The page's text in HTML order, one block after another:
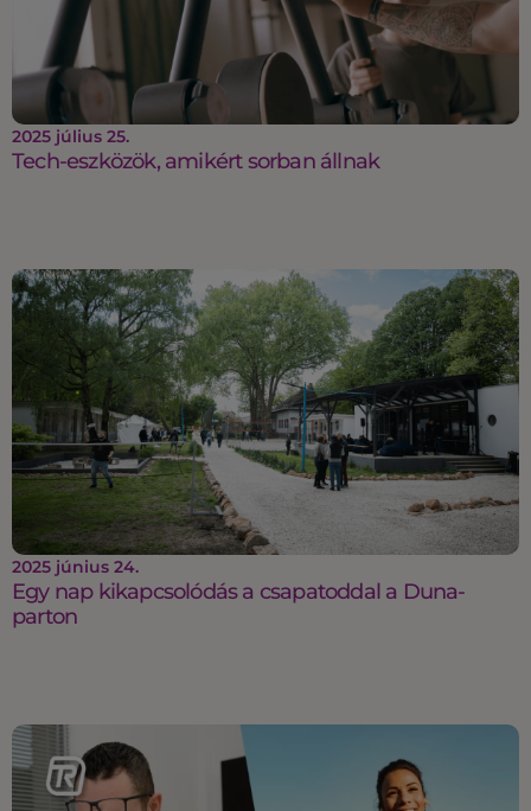
2025 július 25.
Tech-eszközök, amikért sorban állnak
2025 június 24.
Egy nap kikapcsolódás a csapatoddal a Duna-
parton